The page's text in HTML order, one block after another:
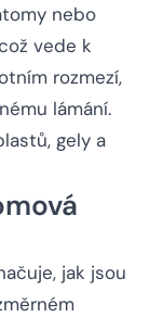
nebo
vede k
rozmezí,
lámání.
gely a
jak jsou